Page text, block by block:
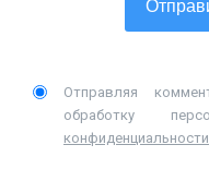
Отправляя
обработку
конфиденциальности